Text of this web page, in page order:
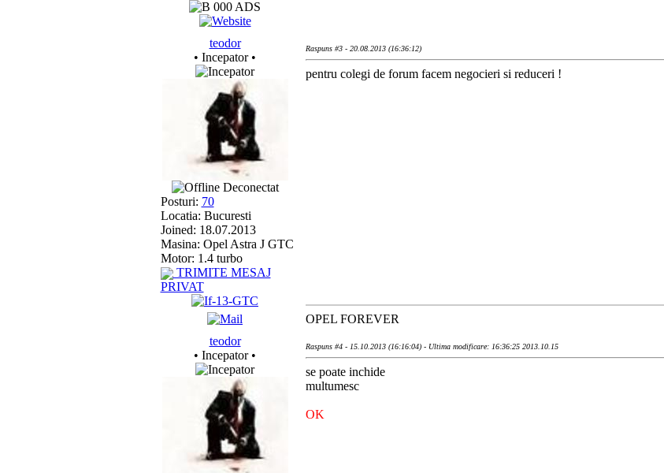
teodor
• Incepator •
Deconectat
Posturi: 70
Locatia: Bucuresti
Joined: 18.07.2013
Masina: Opel Astra J GTC
Motor: 1.4 turbo
TRIMITE MESAJ
PRIVAT
Raspuns #3 - 20.08.2013 (16:36:12)
pentru colegi de forum facem negocieri si reduceri !
OPEL FOREVER
teodor
• Incepator •
Raspuns #4 - 15.10.2013 (16:16:04) - Ultima modificare: 16:36:25 2013.10.15
se poate inchide
multumesc
OK